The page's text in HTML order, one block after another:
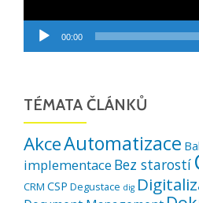
00:00
TÉMATA ČLÁNKŮ
AkceAutomatizace
implementace Bez starostí
CRM CSP Degustace dig